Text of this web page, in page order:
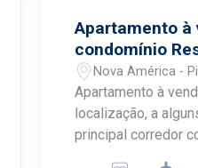
Apartamento à
condomínio
Fernanda
Nova América -
Apartamento à
localização, a
principal corredor